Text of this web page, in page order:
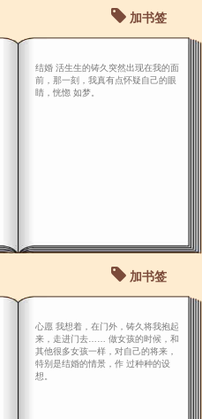
加书签
结婚 活生生的铸久突然出现在我的面
前，那一刻，我真有点怀疑自己的眼
睛，恍惚 如梦。
加书签
心愿 我想着，在门外，铸久将我抱起
来，走进门去…… 做女孩的时候，和
其他很多女孩一样，对自己的将来，
特别是结婚的情景，作 过种种的设
想。